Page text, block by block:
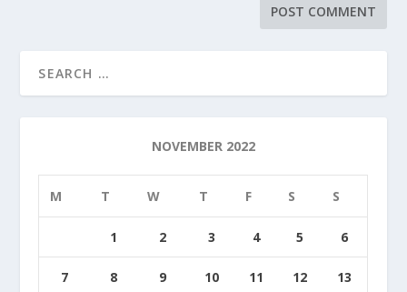
NOVEMBER 2022
M T W T F S S
1 2 3 4 5 6
7 8 9 10 11 12 13